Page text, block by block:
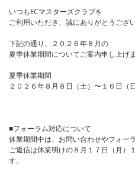
いつもECマスターズクラブを
ご利用いただき、誠にありがとうござい
下記の通り、２０２６年８月の
夏季休業期間についてご案内申し上げま
夏季休業期間
２０２６年８月８日（土）〜１６日（日
■フォーラム対応について
休業期間中は、お問い合わせやフォー
ご返信は休業明けの８月１７日（月）
す。